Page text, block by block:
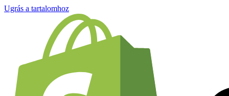
Ugrás a tartalomhoz